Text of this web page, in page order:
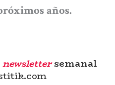
años.
newslettersemanal